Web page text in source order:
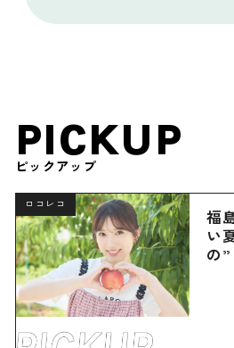
PICKUP
ピックアップ
ロコレコ
福
い
の